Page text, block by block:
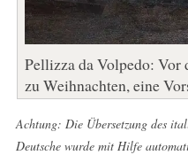
Pellizza da Volpedo: Vor
zu Weihnachten, eine
Achtung: Die Übersetzung des
Deutsche wurde mit Hilfe